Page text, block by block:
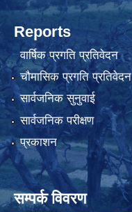
Reports
वार्षिक प्रगति प्रतिवेदन
चौमासिक प्रगति प्रतिवेदन
सार्वजनिक सुनुवाई
सार्वजनिक परीक्षण
प्रकाशन
सम्पर्क विवरण